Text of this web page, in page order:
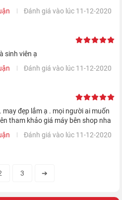
mới nhất của Apple - Chip A8
5, trong khi quản lý màn hình
Nó sử dụng quy trình 20
suất cực kỳ nhanh.
Đánh giá vào lúc 11-12-2020
sinh viên ạ
Đánh giá vào lúc 11-12-2020
tham khảo giá máy bên shop nha
Đánh giá vào lúc 11-12-2020
3 ➔